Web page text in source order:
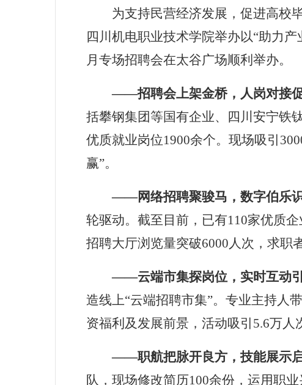
为支持民营经济发展，促进高校
四川机电职业技术学院举办以“助力产
月专场招聘会在太谷广场顺利举办。
——招聘会上架金桥，人岗对接
括攀钢集团等国有企业、四川安宁铁
优质就业岗位1900余个。 现场吸引
赢”。
——网络招聘聚骏马 ，数字伯乐
轮驱动。截至目前，已有110家优质
招聘大厅浏览量突破6000人次，求职
——云端市集探岗位 ， 实时互动引
造线上“云端招聘市集”。专业主持人
资福利及发展前景，活动吸引5.6万人
——职航把脉开良方，技能展示
队，现场修改简历100余份，运用职